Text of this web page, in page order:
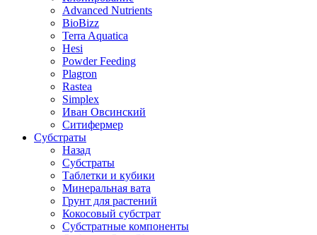
Advanced Nutrients
BioBizz
Terra Aquatica
Hesi
Powder Feeding
Plagron
Rastea
Simplex
Иван Овсинский
Ситифермер
Субстраты
Назад
Субстраты
Таблетки и кубики
Минеральная вата
Грунт для растений
Кокосовый субстрат
Субстратные компоненты